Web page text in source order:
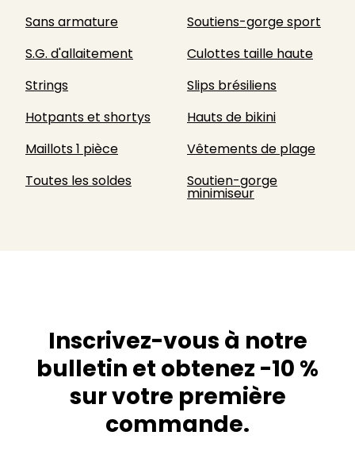
Sans armature
Soutiens-gorge sport
S.G. d'allaitement
Culottes taille haute
Strings
Slips brésiliens
Hotpants et shortys
Hauts de bikini
Maillots 1 pièce
Vêtements de plage
Toutes les soldes
Soutien-gorge
minimiseur
Inscrivez-vous à notre
bulletin et obtenez -10 %
sur votre première
commande.